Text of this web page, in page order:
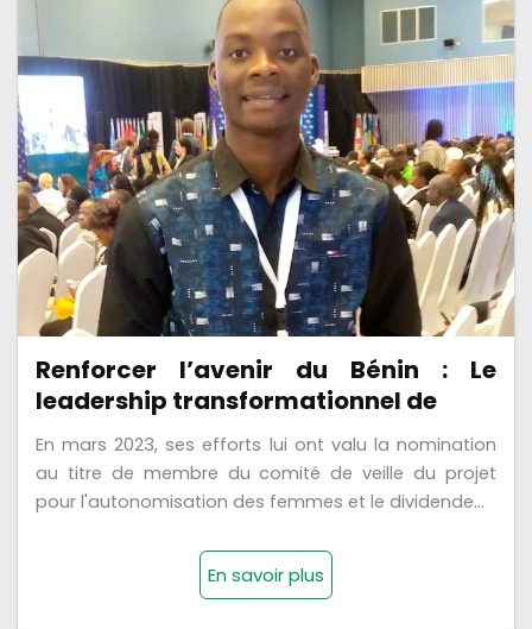
Renforcer l’avenir du Bénin : Le
leadership transformationnel de
En mars 2023, ses efforts lui ont valu la nomination
au titre de membre du comité de veille du projet
pour l'autonomisation des femmes et le dividende...
En savoir plus